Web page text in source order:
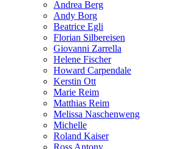
Andrea Berg
Andy Borg
Beatrice Egli
Florian Silbereisen
Giovanni Zarrella
Helene Fischer
Howard Carpendale
Kerstin Ott
Marie Reim
Matthias Reim
Melissa Naschenweng
Michelle
Roland Kaiser
Ross Antony